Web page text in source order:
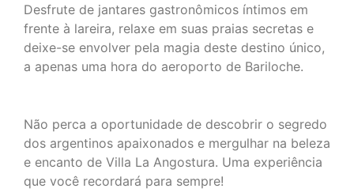
Desfrute de jantares gastronômicos íntimos em
frente à lareira, relaxe em suas praias secretas e
deixe-se envolver pela magia deste destino único,
a apenas uma hora do aeroporto de Bariloche.
Não perca a oportunidade de descobrir o segredo
dos argentinos apaixonados e mergulhar na beleza
e encanto de Villa La Angostura. Uma experiência
que você recordará para sempre!